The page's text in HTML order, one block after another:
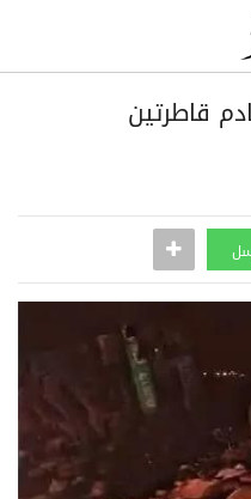
قاطرتين